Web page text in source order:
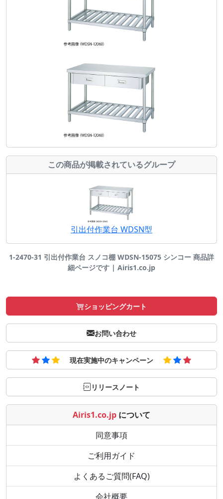
この商品が掲載されているグループ
引出付作業台 WDSN型
1-2470-31 引出付作業台 スノコ棚 WDSN-15075 シンコー 商品詳
細ページです | Airis1.co.jp
ショッピングカート
お問い合わせ
現在実施中のキャンペーン
リリースノート
Airis1.co.jp について
同意事項
ご利用ガイド
よくあるご質問(FAQ)
会社概要